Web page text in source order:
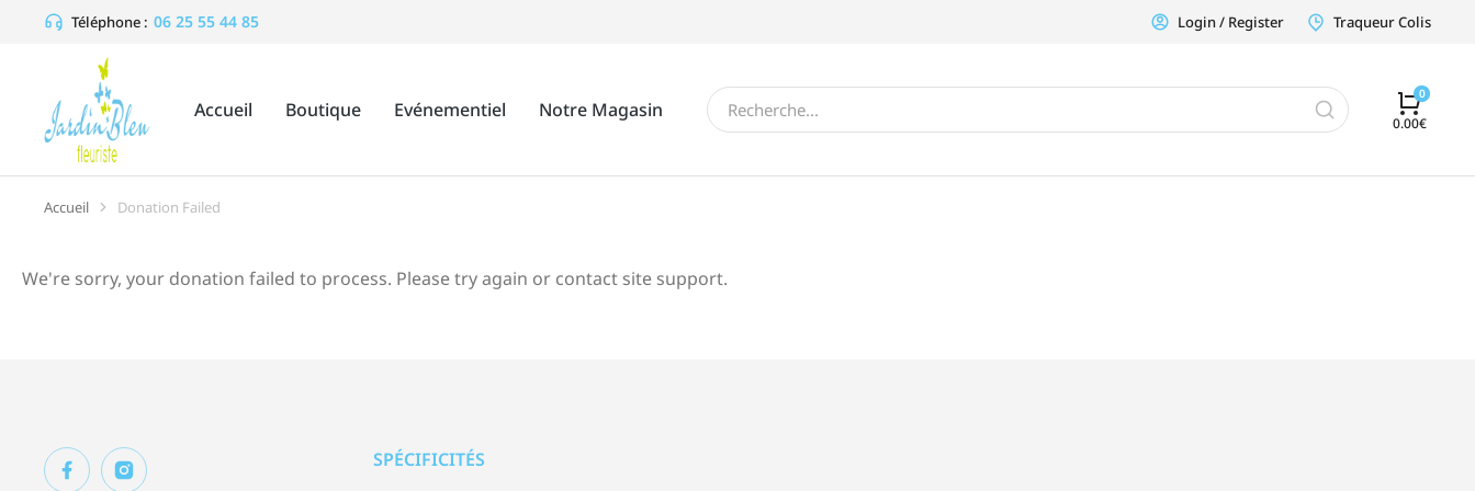
Téléphone : 06 25 55 44 85 Login / Register Traqueur Colis
Accueil Boutique Evénementiel Notre Magasin
0.00€
Vous êtes ici :
Accueil Donation Failed
We're sorry, your donation failed to process. Please try again or contact site support.
SPÉCIFICITÉS